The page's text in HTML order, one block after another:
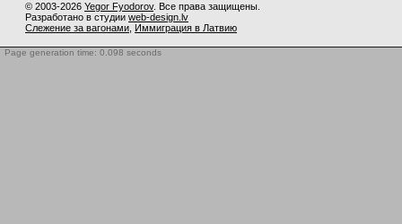
© 2003-2026 Yegor Fyodorov. Все права защищены.
Разработано в студии web-design.lv
Слежение за вагонами Иммиграция в Латвию
Page generation time: 0.098 seconds